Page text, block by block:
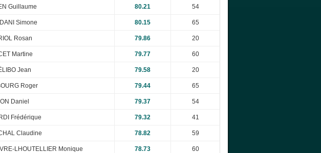
Guillaume 80.21 54
Simone 80.15 65
Rosan 79.86 20
Martine 79.77 60
Jean 79.58 20
Roger 79.44 65
Daniel 79.37 54
Frédérique 79.32 41
Claudine 78.82 59
LHOUTELLIER Monique 78.73 60